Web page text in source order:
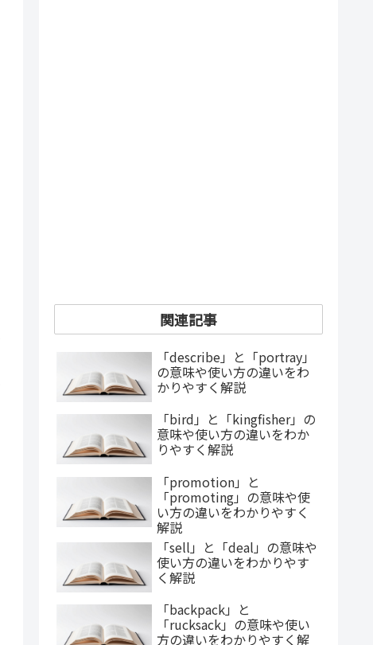
関連記事
「describe」と「portray」
の意味や使い方の違いをわ
かりやすく解説
「bird」と「kingfisher」の
意味や使い方の違いをわか
りやすく解説
「promotion」と
「promoting」の意味や使
い方の違いをわかりやすく
解説
「sell」と「deal」の意味や
使い方の違いをわかりやす
く解説
「backpack」と
「rucksack」の意味や使い
方の違いをわかりやすく解